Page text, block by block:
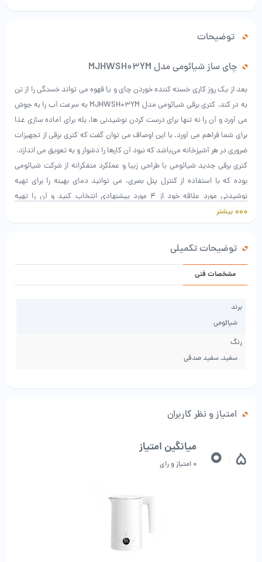
توضیحات
چای ساز شیائومی مدل MJHWSH03YM
بعد از یک روز کاری خسته کننده خوردن چای و یا قهوه می تواند خستگی را از تن
به در کند. کتری برقی شیائومی مدل MJHWSH03YM به سرعت آب را به جوش
می آورد و آن را نه تنها برای درست کردن نوشیدنی ها، بله برای آماده سازی غذا
برای شما فراهم می آورد. با این اوصاف می توان گفت که کتری برقی از تجهیزات
ضروری در هر آشپزخانه می‌باشد که نبود آن کارها را دشوار و به تعویق می اندازد.
کتری برقی جدید شیائومی با طراحی زیبا و عملکرد متفکرانه از شرکت شیائومی
بوده که با استفاده از کنترل پنل بصری، می توانید دمای بهینه را برای تهیه
نوشیدنی مورد علاقه خود از 4 مورد پیشنهادی انتخاب کنید و آن را تهیه
فرمایید.
مدتی است که شیائومی موقعیت و جایگاه مناسبی در زمینه تولید محصولات
پیشرفته ترین فناوری ها که همه در راستای رضایت مشتری با قیمتی مناسب
عرضه می‌شوند که هر کدام مطابق با نیاز و سلیقه شما کاربران عزیز می باشد.در
بزرگ است که اتوماتیک بدون برگشت برای جلوگیری از پاشیدن و جوشاندن
قطرات آب انباشته شده روی درب بالایی؛ و مرحله دوم باز شدن درب به وسیله
مرحله دوم تا 70 درجه قابل باز شدن می باشد که برای آب کردن کتری راحت تر
یک صفحه نمایش الکترونیکی در بدنه چای ساز ترموستاتیک شیائومی تعبیه
شده است و طراحی مینیمالیستی را مختل نمی کند و دمای آب را به طور دقیق
شما می‌توانید دمای آب مورد نظر خود را با استفاده از کنترل های الکترونیکی
سانتی گراد / 85 درجه سانتی گراد – انتخاب کنید و از نوشیدنی های گرم خود
بیشتر
توضیحات تکمیلی
مشخصات فنی
برند
شیائومی
رنگ
سفید, سفید صدفی
امتیاز و نظر کاربران
5
0 میانگین امتیاز
0 امتیاز و رای